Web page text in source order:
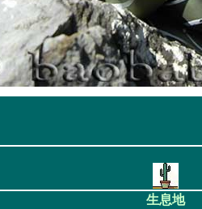
生息地